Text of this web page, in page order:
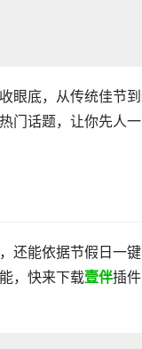
眼底，从传统佳节
门话题，让你先人
还能依据节假日一
，快来下载壹伴插